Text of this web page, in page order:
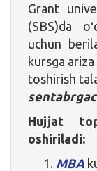
Grant
(SBS)da
uchun
kursga
toshirish
Hujjat
oshiriladi:
MBA